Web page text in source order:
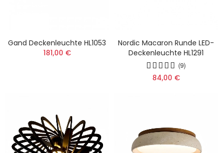
Gand Deckenleuchte HL1053
181,00 €
Nordic Macaron Runde LED-
Deckenleuchte HL1291
(9)
84,00 €